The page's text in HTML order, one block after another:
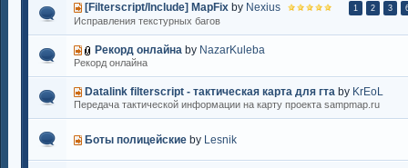
[Filterscript/Include] MapFix by Nexius 1 2 3
Исправления текстурных багов
Рекорд онлайна by NazarKuleba
Рекорд онлайна
Datalink filterscript - тактическая карта для гта by KrEoL
Передача тактической информации на карту проекта sampmap.ru
Боты полицейские by Lesnik